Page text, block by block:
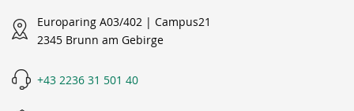
Europaring A03/402 | Campus21
2345 Brunn am Gebirge
+43 2236 31 501 40